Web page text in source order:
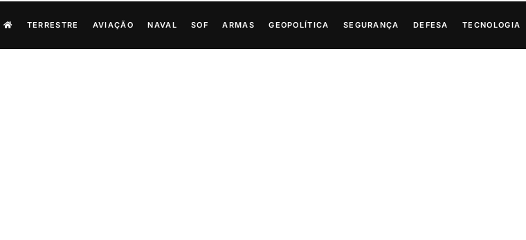
TERRESTRE AVIAÇÃO NAVAL SOF ARMAS GEOPOLÍTICA SEGURANÇA DEFESA TECNOLOGIA